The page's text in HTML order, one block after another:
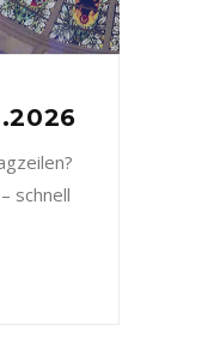
schnell